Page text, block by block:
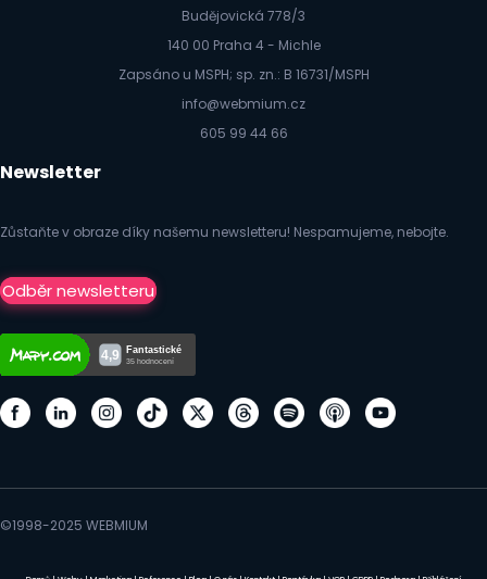
Budějovická 778/3
140 00 Praha 4 - Michle
Zapsáno u MSPH; sp. zn.: B 16731/MSPH
info@webmium.cz
605 99 44 66
Newsletter
Zůstaňte v obraze díky našemu newsletteru! Nespamujeme, nebojte.
Odběr newsletteru
©1998-2025 WEBMIUM